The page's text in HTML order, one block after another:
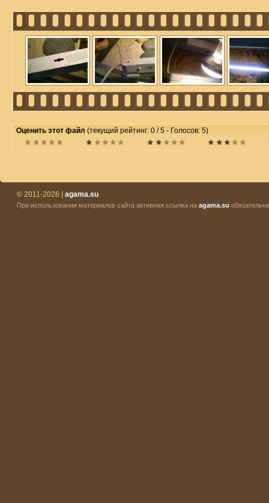
Оценить этот файл (текущий рейтинг: 0 / 5 - Голосов: 5)
© 2011-2026 | agama.su
При использовании материалов сайта активная ссылка на agama.su